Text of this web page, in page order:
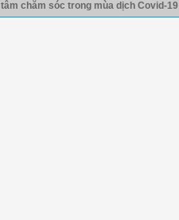
tâm chăm sóc trong mùa dịch Covid-19